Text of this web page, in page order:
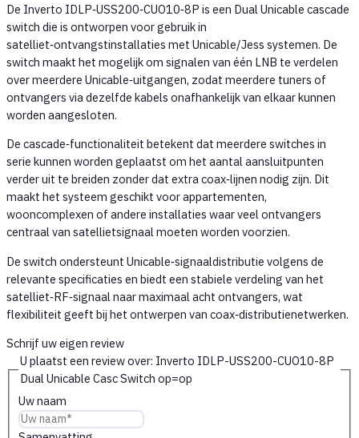
De Inverto IDLP‑USS200‑CUO10‑8P is een Dual Unicable cascade
switch die is ontworpen voor gebruik in
satelliet‑ontvangstinstallaties met Unicable/Jess systemen. De
switch maakt het mogelijk om signalen van één LNB te verdelen
over meerdere Unicable‑uitgangen, zodat meerdere tuners of
ontvangers via dezelfde kabels onafhankelijk van elkaar kunnen
worden aangesloten.
De cascade‑functionaliteit betekent dat meerdere switches in
serie kunnen worden geplaatst om het aantal aansluitpunten
verder uit te breiden zonder dat extra coax‑lijnen nodig zijn. Dit
maakt het systeem geschikt voor appartementen,
wooncomplexen of andere installaties waar veel ontvangers
centraal van satellietsignaal moeten worden voorzien.
De switch ondersteunt Unicable‑signaaldistributie volgens de
relevante specificaties en biedt een stabiele verdeling van het
satelliet‑RF‑signaal naar maximaal acht ontvangers, wat
flexibiliteit geeft bij het ontwerpen van coax‑distributienetwerken.
Schrijf uw eigen review
U plaatst een review over: Inverto IDLP-USS200-CUO10-8P
Dual Unicable Casc Switch op=op
Uw naam